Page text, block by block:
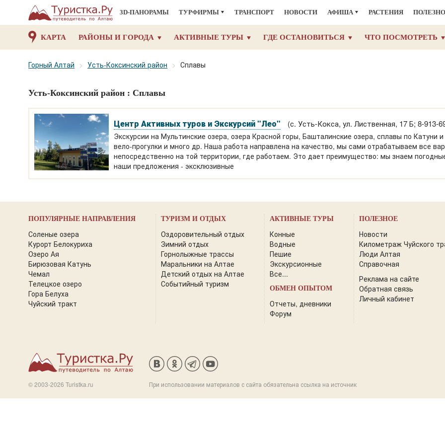
3D-ПАНОРАМЫ ТУРФИРМЫ ТРАНСПОРТ НОВОСТИ АФИША РАСТЕНИЯ
КАРТА РАЙОНЫ И ГОРОДА АКТИВНЫЕ ТУРЫ ГДЕ ОСТАНОВИТЬСЯ ЧТО ПОСМОТРЕТЬ
Горный Алтай Усть-Коксинский район Сплавы
Усть-Коксинский район : Сплавы
Центр Активных туров и Экскурсий "Лео" (с. Усть-Кокса, ул. Лиственная, 17 Б; 8-913-
Экскурсии на Мультинские озера, озера Красной горы, Башталинские озера, сплавы по Катуни
вело-прогулки и много др. Наша работа направлена на качество, мы сами отрабатываем все
непосредственно на той территории, где работаем. Это дает преимущество: мы знаем
наши предложения - эксклюзивные
ПОПУЛЯРНЫЕ НАПРАВЛЕНИЯ
Соленые озера
Курорт Белокуриха
Озеро Ая
Бирюзовая Катунь
Чемал
Телецкое озеро
Гора Белуха
Чуйский тракт
ТУРИЗМ И ОТДЫХ
Оздоровительный отдых
Зимний отдых
Горнолыжные трассы
Маральники на Алтае
Детский отдых на Алтае
Событийный туризм
АКТИВНЫЕ ТУРЫ
Конные
Водные
Пешие
Экскурсионные
Все...
ОБМЕН ОПЫТОМ
Отчеты, дневники
Форум
ПОЛЕЗНОЕ
Новости
Километраж Чуйского
Люди Алтая
Справочная
Реклама на сайте
Обратная связь
Личный кабинет
© 2003-2026 Turistka.ru При использовании материалов с сайта обязательна ссылка на источник